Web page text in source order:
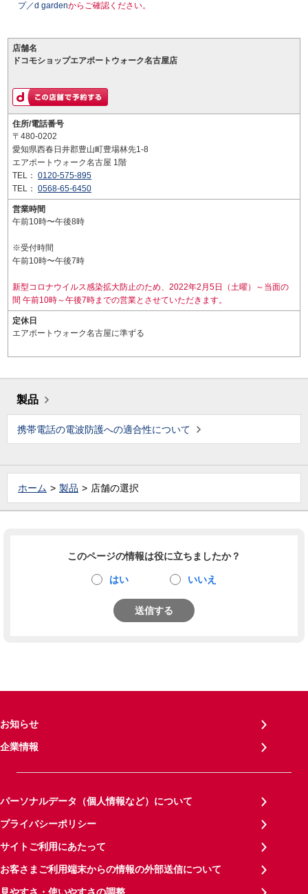
プ／d gardenからご確認ください。
店舗名
ドコモショップエアポートウォーク名古屋店
住所/電話番号
〒480-0202
愛知県西春日井郡豊山町豊場林先1-8
エアポートウォーク名古屋 1階
TEL： 0120-575-895
TEL： 0568-65-6450
営業時間
午前10時〜午後8時
※受付時間
午前10時〜午後7時
新型コロナウイルス感染拡大防止のため、2022年2月5日（土曜）～当面の
間 午前10時～午後7時までの営業とさせていただきます。
定休日
エアポートウォーク名古屋に準ずる
製品
携帯電話の電波防護への適合性について
ホーム 製品 店舗の選択
このページの情報は役に立ちましたか？
はい いいえ
送信する
お知らせ
企業情報
パーソナルデータ（個人情報など）について
プライバシーポリシー
サイトご利用にあたって
お客さまご利用端末からの情報の外部送信について